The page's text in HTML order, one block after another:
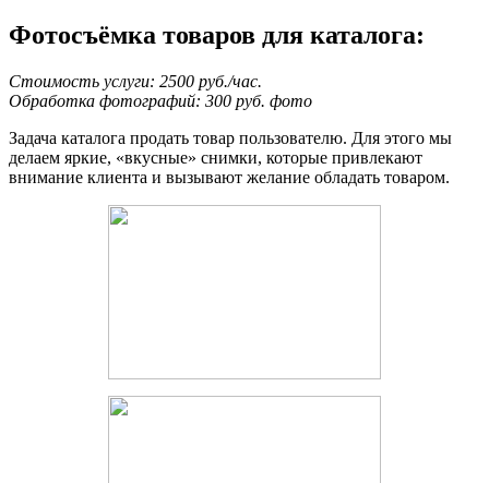
Фотосъёмка товаров для каталога:
Стоимость услуги: 2500 руб./час.
Обработка фотографий: 300 руб. фото
Задача каталога продать товар пользователю. Для этого мы
делаем яркие, «вкусные» снимки, которые привлекают
внимание клиента и вызывают желание обладать товаром.